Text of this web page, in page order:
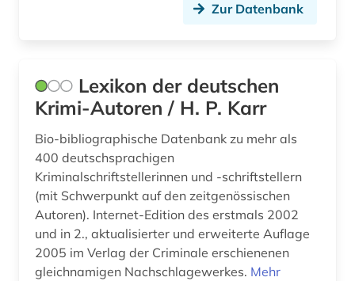
lyrik (2)
magdeburg (1)
manager (1)
mathematik (1)
mathematiker (1)
mathematikerin (1)
matrikel (2)
Zur Datenbank
Lexikon der deutschen
Krimi-Autoren / H. P. Karr
Bio-bibliographische Datenbank zu mehr als
400 deutschsprachigen
Kriminalschriftstellerinnen und -schriftstellern
(mit Schwerpunkt auf den zeitgenössischen
Autoren). Internet-Edition des erstmals 2002
und in 2., aktualisierter und erweiterte Auflage
2005 im Verlag der Criminale erschienenen
gleichnamigen Nachschlagewerkes. Mehr